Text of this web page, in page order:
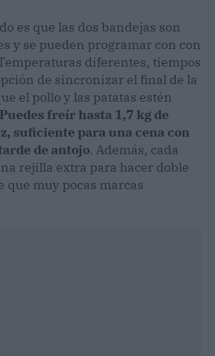
es que las dos bandejas son
y se pueden programar con con
diferentes, tiempos
de sincronizar el final de la
el pollo y las patatas estén
Puedes freír hasta 1,7 kg de
suficiente para una cena con
de antojo. Además, cada
rejilla extra para hacer doble
que muy pocas marcas